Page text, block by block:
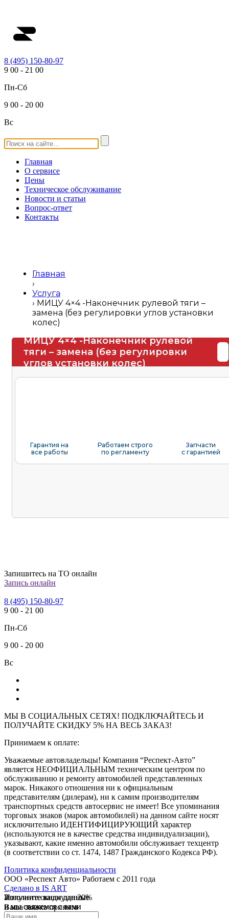
8 (495) 150-80-97
9 00 - 21 00
Пн-Сб
9 00 - 20 00
Вс
Главная
О сервисе
Цены
Техническое обслуживание
Новости и статьи
Вопрос-ответ
Контакты
Главная
›
Услуга
› МИЦУ 4×4 -Наконечник рулевой тяги –
замена (без регулировки углов установки
колес)
МИЦУ 4×4 -Наконечник рулевой
тяги – замена (без регулировки
углов установки колес)
Гарантия на
все работы
Работаем строго
по регламенту
Запчасти
с гарантией
Запишитесь на ТО онлайн
Запись онлайн
8 (495) 150-80-97
9 00 - 21 00
Пн-Сб
9 00 - 20 00
Вс
МЫ В СОЦИАЛЬНЫХ СЕТЯХ! ПОДКЛЮЧАЙТЕСЬ И
ПОЛУЧАЙТЕ СКИДКУ 5% НА ВЕСЬ ЗАКАЗ!
Принимаем к оплате:
Уважаемые автовладельцы! Компания “Респект-Авто”
является НЕОФИЦИАЛЬНЫМ техническим центром по
обслуживанию и ремонту автомобилей представленных
марок. Никакого отношения ни к официальным
представителям (дилерам), ни к самим производителям
транспортных средств автосервис не имеет! Все упоминания
торговых знаков (марок автомобилей) на данном сайте носят
исключительно ИДЕНТИФИЦИРУЮЩИЙ характер
(используются не в качестве средства индивидуализации),
указывают, какие именно автомобили обслуживает техцентр
(в соответствии со ст. 1474, 1487 Гражданского Кодекса РФ).
Политика конфиденциальности
ООО «Респект Авто» Работаем с 2011 года
Сделано в IS ART
Заполните ваши данные
и мы свяжемся с вами
Получите скидку до 20%
В течении 10 дней
Заполните ваши данные
и мы свяжемся с вами
✓
Ваша заявка принята